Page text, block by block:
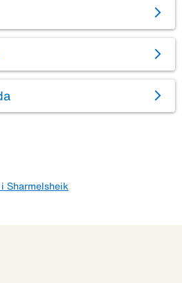
Sharmelsheik